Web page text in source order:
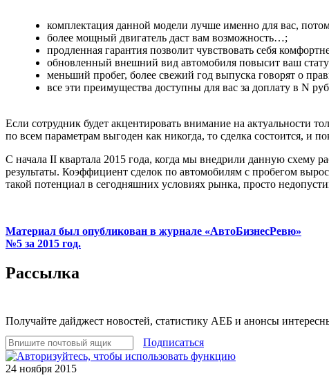
комплектация данной модели лучше именно для вас,
более мощный двигатель даст вам возможность…;
продленная гарантия позволит чувствовать себя
обновленный внешний вид автомобиля повысит ваш
меньший пробег, более свежий год выпуска говорят о
все эти преимущества доступны для вас за доплату в N
Если сотрудник будет акцентировать внимание на актуальности
по всем параметрам выгоден как никогда, то сделка состоится, и
C начала II квартала 2015 года, когда мы внедрили данную схему
результаты. Коэффициент сделок по автомобилям с пробегом
такой потенциал в сегодняшних условиях рынка, просто
Материал был опубликован в журнале «АвтоБизнесРевю»
№5 за 2015 год.
Рассылка
Получайте дайджест новостей, статистику АЕБ и анонсы
Подписаться
24 ноября 2015